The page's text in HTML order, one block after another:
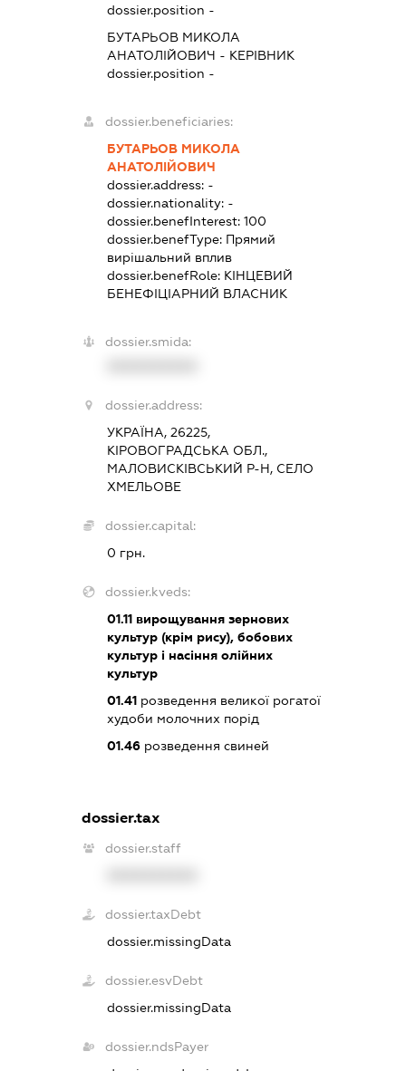
dossier.position -
БУТАРЬОВ МИКОЛА
АНАТОЛІЙОВИЧ - КЕРІВНИК
dossier.position -
dossier.beneficiaries:
БУТАРЬОВ МИКОЛА
АНАТОЛІЙОВИЧ
dossier.address: -
dossier.nationality: -
dossier.benefInterest: 100
dossier.benefType: Прямий
вирішальний вплив
dossier.benefRole: КІНЦЕВИЙ
БЕНЕФІЦІАРНИЙ ВЛАСНИК
dossier.smida:
dossier.address:
УКРАЇНА, 26225,
КІРОВОГРАДСЬКА ОБЛ.,
МАЛОВИСКІВСЬКИЙ Р-Н, СЕЛО
ХМЕЛЬОВЕ
dossier.capital:
0 грн.
dossier.kveds:
01.11вирощування зернових
культур (крім рису), бобових
культур і насіння олійних
культур
01.41розведення великої рогатої
худоби молочних порід
01.46розведення свиней
dossier.tax
dossier.staff
dossier.taxDebt
dossier.missingData
dossier.esvDebt
dossier.missingData
dossier.ndsPayer